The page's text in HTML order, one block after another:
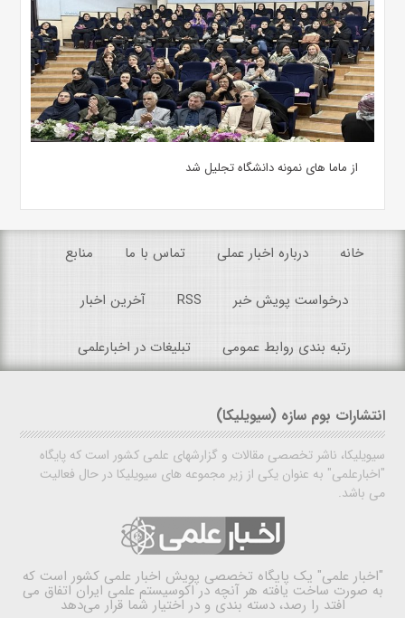
از ماما های نمونه دانشگاه تجلیل شد
خانه درباره اخبار عملی تماس با ما منابع
درخواست پویش خبر RSS آخرین اخبار
رتبه بندی روابط عمومی تبلیغات در اخبارعلمی
انتشارات بوم سازه (سیویلیکا)
سیویلیکا، ناشر تخصصی مقالات و گزارشهای علمی کشور است که پایگاه
"اخبارعلمی" به عنوان یکی از زیر مجموعه های سیویلیکا در حال فعالیت
می باشد.
"اخبار علمی" یک پایگاه تخصصی پویش اخبار علمی کشور است که
به صورت ساخت یافته هر آنچه در اکوسیستم علمی ایران اتفاق می
افتد را رصد، دسته بندی و در اختیار شما قرار می‌دهد